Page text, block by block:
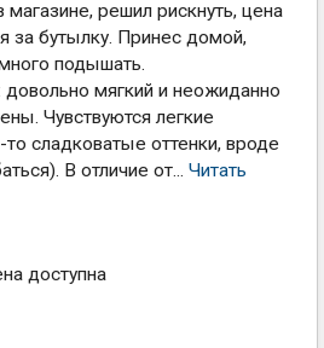
решил рискнуть, цена
за бутылку. Принес домой,
подышать.
довольно мягкий и неожиданно
Чувствуются легкие
сладковатые оттенки, вроде
В отличие от... Читать
доступна